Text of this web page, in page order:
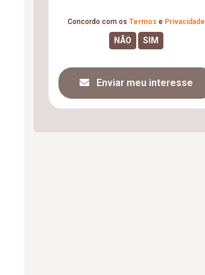
Concordo com os Termos e Privacidade
Enviar meu interesse